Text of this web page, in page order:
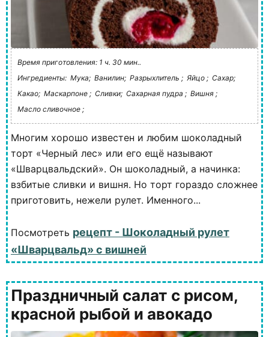
Время приготовления: 1 ч. 30 мин..
Ингредиенты: Мука; Ванилин; Разрыхлитель ; Яйцо ; Сахар;
Какао; Маскарпоне ; Сливки; Сахарная пудра ; Вишня ;
Масло сливочное ;
Многим хорошо известен и любим шоколадный
торт «Черный лес» или его ещё называют
«Шварцвальдский». Он шоколадный, а начинка:
взбитые сливки и вишня. Но торт гораздо сложнее
приготовить, нежели рулет. Именного...
Посмотреть рецепт - Шоколадный рулет
«Шварцвальд» с вишней
Праздничный салат с рисом,
красной рыбой и авокадо